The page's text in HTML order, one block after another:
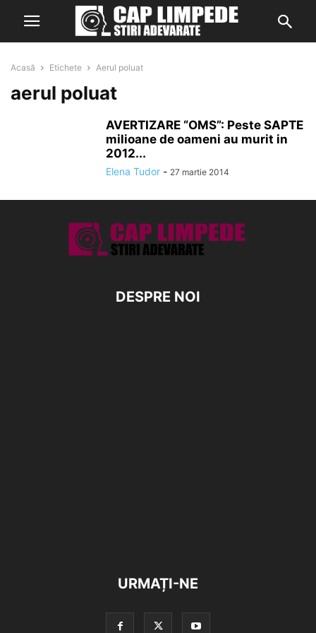
Acasă Etichete Aerul poluat
aerul poluat
AVERTIZARE “OMS”: Peste SAPTE
milioane de oameni au murit in
2012...
Elena Tudor - 27 martie 2014
DESPRE NOI
URMAȚI-NE